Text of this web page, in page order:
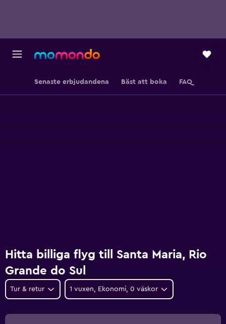
Senaste erbjudandena Bäst att boka FAQ
Hitta billiga flyg till Santa Maria, Rio
Grande do Sul
Tur & retur 1 vuxen, Ekonomi, 0 väskor